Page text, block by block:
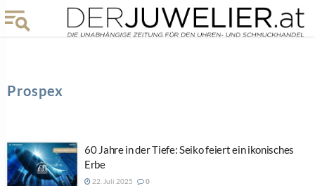
Prospex
60 Jahre in der Tiefe: Seiko feiert ein ikonisches
Erbe
22. Juli 2025 0